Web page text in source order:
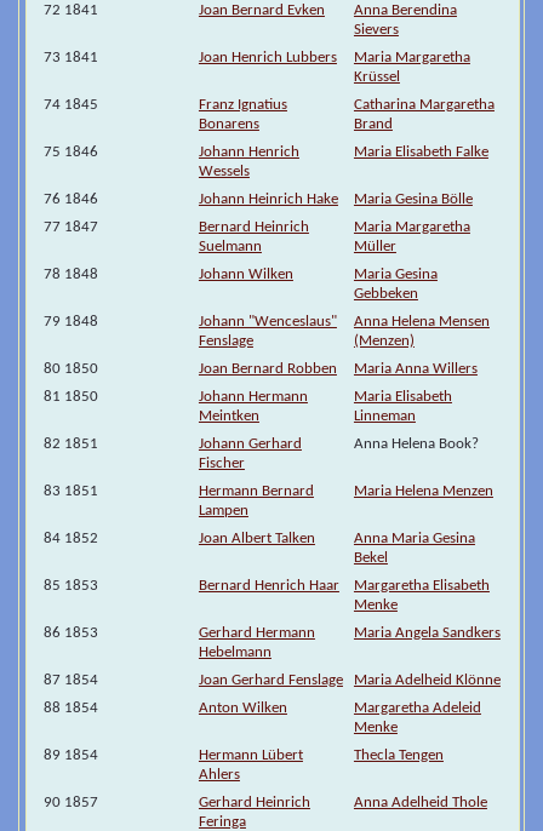
72 1841
Joan Bernard Evken
Anna Berendina
Sievers
73 1841
Joan Henrich Lubbers
Maria Margaretha
Krüssel
74 1845
Franz Ignatius
Bonarens
Catharina Margaretha
Brand
75 1846
Johann Henrich
Wessels
Maria Elisabeth Falke
76 1846 Johann Heinrich Hake
Maria Gesina Bölle
77 1847
Bernard Heinrich
Suelmann
Maria Margaretha
Müller
78 1848
Johann Wilken
Maria Gesina
Gebbeken
79 1848
Johann "Wenceslaus"
Fenslage
Anna Helena Mensen
(Menzen)
80 1850
Joan Bernard Robben
Maria Anna Willers
81 1850
Johann Hermann
Meintken
Maria Elisabeth
Linneman
82 1851
Johann Gerhard
Fischer
Anna Helena Book?
83 1851
Hermann Bernard
Lampen
Maria Helena Menzen
84 1852 Joan Albert Talken
Anna Maria Gesina
Bekel
85 1853
Bernard Henrich Haar
Margaretha Elisabeth
Menke
86 1853
Gerhard Hermann
Hebelmann
Maria Angela Sandkers
87 1854 Joan Gerhard Fenslage
Maria Adelheid Klönne
88 1854
Anton Wilken
Margaretha Adeleid
Menke
89 1854
Hermann Lübert
Ahlers
Thecla Tengen
90 1857
Gerhard Heinrich
Feringa
Anna Adelheid Thole